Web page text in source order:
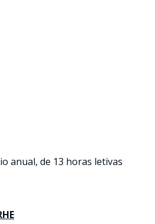
anual, de 13 horas letivas